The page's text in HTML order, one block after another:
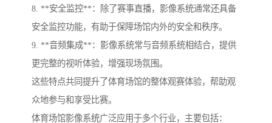
8. **安全监控**：除了赛事直播，影像系统通常还具备
安全监控功能，有助于保障场馆内外的安全和秩序。
9. **音频集成**：影像系统常与音频系统相结合，提供
更完整的视听体验，增强现场氛围。
这些特点共同提升了体育场馆的整体观赛体验，帮助观
众地参与和享受比赛。
体育场馆影像系统广泛应用于多个行业，主要包括：